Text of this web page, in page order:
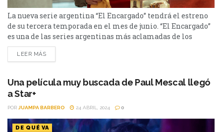
La nueva serie argentina “El Encargado” tendrá el estreno
de su tercera temporada en el mes de junio. “El Encargado”
es una de las series argentinas más aclamadas de los
últimos años y los fanáticos no pueden esperar al estreno
de su tercera temporada. La serie es una comedia
encargado de...
LEER MÁS
Una película muy buscada de Paul Mescal llegó
a Star+
POR JUAMPA BARBERO 24 ABRIL, 2024 0
DE QUÉ VA